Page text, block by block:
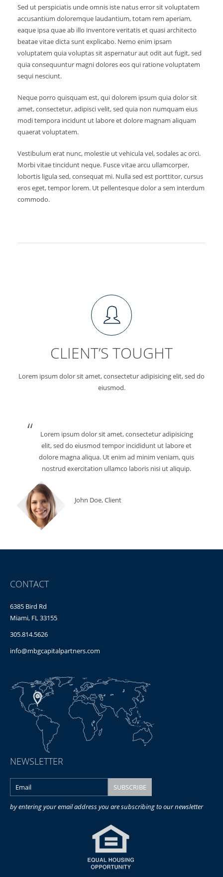
Sed ut perspiciatis unde omnis iste natus error sit voluptatem
accusantium doloremque laudantium, totam rem aperiam,
eaque ipsa quae ab illo inventore veritatis et quasi architecto
beatae vitae dicta sunt explicabo. Nemo enim ipsam
voluptatem quia voluptas sit aspernatur aut odit aut fugit, sed
quia consequuntur magni dolores eos qui ratione voluptatem
sequi nesciunt.
Neque porro quisquam est, qui dolorem ipsum quia dolor sit
amet, consectetur, adipisci velit, sed quia non numquam eius
modi tempora incidunt ut labore et dolore magnam aliquam
quaerat voluptatem.
Vestibulum erat nunc, molestie ut vehicula vel, sodales ac orci.
Morbi vitae tincidunt neque. Fusce vitae arcu ullamcorper,
lobortis ligula sed, consequat mi. Nulla sed est porttitor, cursus
eros eget, tempor lorem. Ut pellentesque dolor a sem interdum
commodo.
CLIENT’S TOUGHT
Lorem ipsum dolor sit amet, consectetur adipisicing elit, sed do
eiusmod.
Lorem ipsum dolor sit amet, consectetur adipisicing
elit, sed do eiusmod tempor incididunt ut labore et
dolore magna aliqua. Ut enim ad minim veniam, quis
nostrud exercitation ullamco laboris nisi ut aliquip.
John Doe, Client
CONTACT
6385 Bird Rd
Miami, FL 33155
305.814.5626
info@mbgcapitalpartners.com
NEWSLETTER
by entering your email address you are subscribing to our newsletter